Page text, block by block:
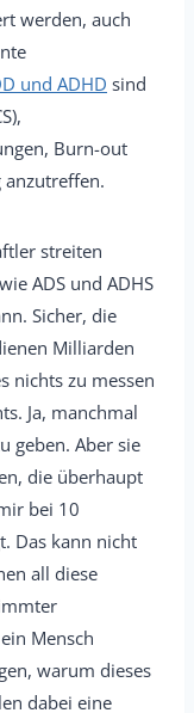
werden, auch
und ADHD sind
Burn-out
anzutreffen.
streiten
ADS und ADHS
Sicher, die
Milliarden
nichts zu messen
Ja, manchmal
geben. Aber sie
die überhaupt
bei 10
Das kann nicht
all diese
Mensch
warum dieses
dabei eine